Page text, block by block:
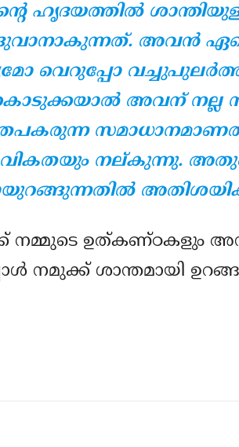
ഹൃദയത്തില്‍
അവന്‍
വെറുപ്പോ
അവന് നല്ല
നല്കുന്നു.
നമ്മുടെ ഉത്കണ്ഠകളും
നമുക്ക് ശാന്തമായി